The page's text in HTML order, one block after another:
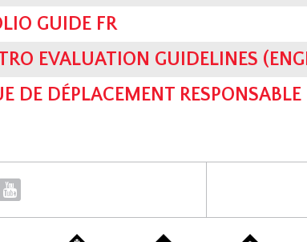
GUIDE FR
EVALUATION GUIDELINES
DE DÉPLACEMENT
Y